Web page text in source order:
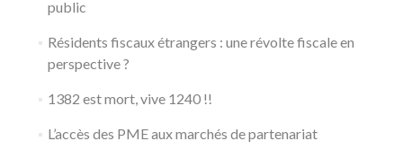
public
Résidents fiscaux étrangers : une révolte fiscale en
perspective ?
1382 est mort, vive 1240 !!
L’accès des PME aux marchés de partenariat